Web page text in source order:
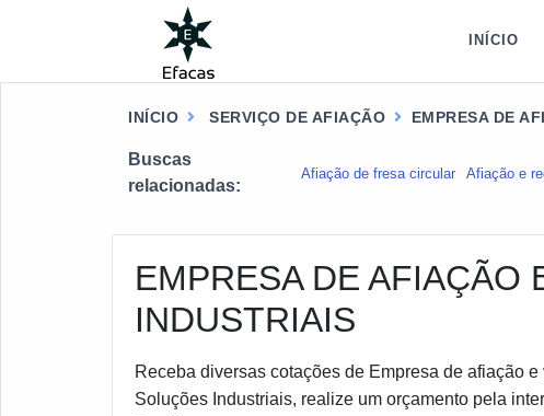
INÍCIO
INÍCIO SERVIÇO DE AFIAÇÃO EMPRESA DE
Buscas
relacionadas:
Afiação de fresa circular Afiação e
EMPRESA DE AFIAÇÃO
INDUSTRIAIS
Receba diversas cotações de Empresa de afiação
Soluções Industriais, realize um orçamento pela